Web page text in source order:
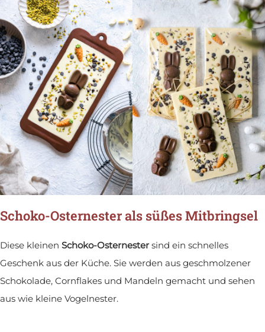
Schoko-Osternester als süßes Mitbringsel
Diese kleinen Schoko-Osternester sind ein schnelles
Geschenk aus der Küche. Sie werden aus geschmolzener
Schokolade, Cornflakes und Mandeln gemacht und sehen
aus wie kleine Vogelnester.